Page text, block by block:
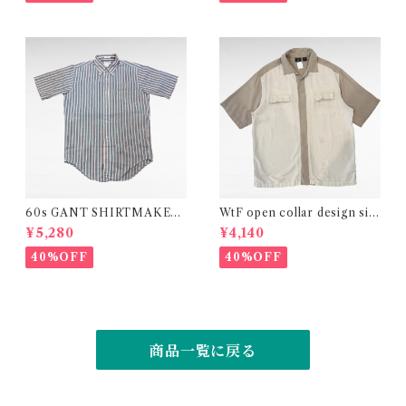
60s GANT SHIRTMAKER
S" The Hugger" stripe shir
t
¥5,280
40%OFF
WtF open collar design silk
shirt
¥4,140
40%OFF
商品一覧に戻る